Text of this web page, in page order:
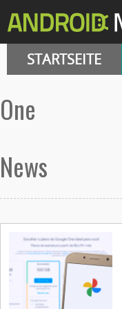
STARTSEITE
one
News